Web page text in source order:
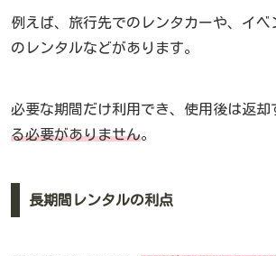
例えば、旅行先でのレンタカーや、イベ
のレンタルなどがあります。
必要な期間だけ利用でき、使用後は返却
る必要がありません。
長期間レンタルの利点